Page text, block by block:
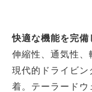
快適な機能を完
伸縮性、通気性、
現代的ドライビン
着。テーラードウ